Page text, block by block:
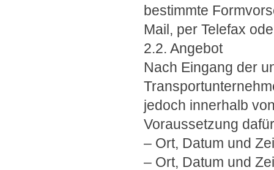
bestimmte
Mail, per Telefax
2.2. Angebot
Nach Eingang der
jedoch innerhalb
Voraussetzung
– Ort, Datum und
– Ort, Datum und